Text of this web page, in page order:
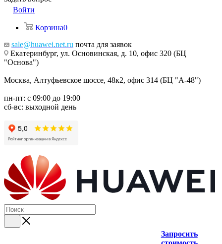
Войти
Корзина0
sale@huawei.net.ru почта для заявок
Екатеринбург, ул. Основинская, д. 10, офис 320 (БЦ
"Основа")
Москва, Алтуфьевское шоссе, 48к2, офис 314 (БЦ "А-48")
пн-пт: с 09:00 до 19:00
сб-вс: выходной день
Запросить